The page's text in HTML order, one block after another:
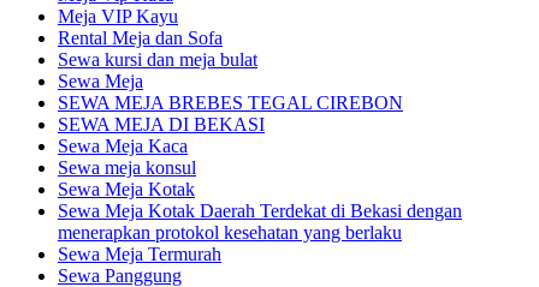
Meja VIP Kayu
Rental Meja dan Sofa
Sewa kursi dan meja bulat
Sewa Meja
SEWA MEJA BREBES TEGAL CIREBON
SEWA MEJA DI BEKASI
Sewa Meja Kaca
Sewa meja konsul
Sewa Meja Kotak
Sewa Meja Kotak Daerah Terdekat di Bekasi dengan
menerapkan protokol kesehatan yang berlaku
Sewa Meja Termurah
Sewa Panggung